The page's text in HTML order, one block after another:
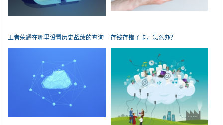
王者荣耀在哪里设置历史战绩的查询
存钱存错了卡，怎么办？